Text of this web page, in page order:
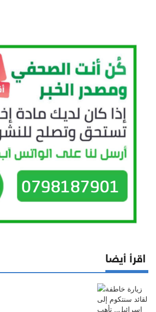
اقرأ أيضا